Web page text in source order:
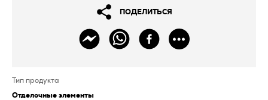
ПОДЕЛИТЬСЯ
Тип продукта
Отделочные элементы